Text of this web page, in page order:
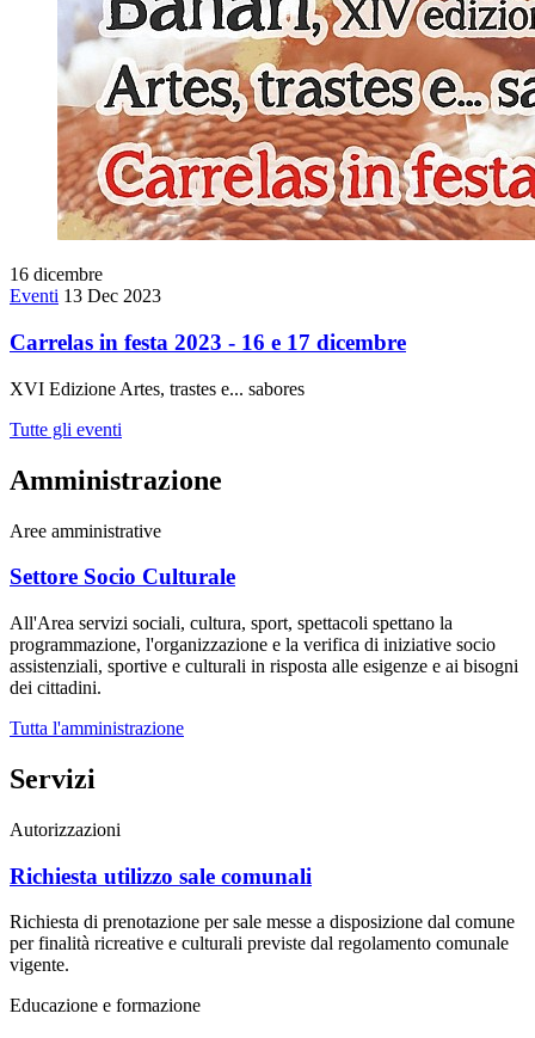
16 dicembre
Eventi 13 Dec 2023
Carrelas in festa 2023 - 16 e 17 dicembre
XVI Edizione Artes, trastes e... sabores
Tutte gli eventi
Amministrazione
Aree amministrative
Settore Socio Culturale
All'Area servizi sociali, cultura, sport, spettacoli spettano la
programmazione, l'organizzazione e la verifica di iniziative socio
assistenziali, sportive e culturali in risposta alle esigenze e ai bisogni
dei cittadini.
Tutta l'amministrazione
Servizi
Autorizzazioni
Richiesta utilizzo sale comunali
Richiesta di prenotazione per sale messe a disposizione dal comune
per finalità ricreative e culturali previste dal regolamento comunale
vigente.
Educazione e formazione